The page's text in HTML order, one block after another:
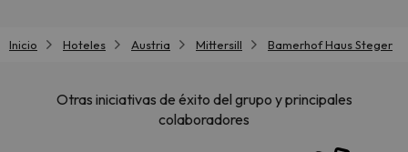
Inicio Hoteles Austria Mittersill Bamerhof Haus Steger
Otras iniciativas de éxito del grupo y principales
colaboradores